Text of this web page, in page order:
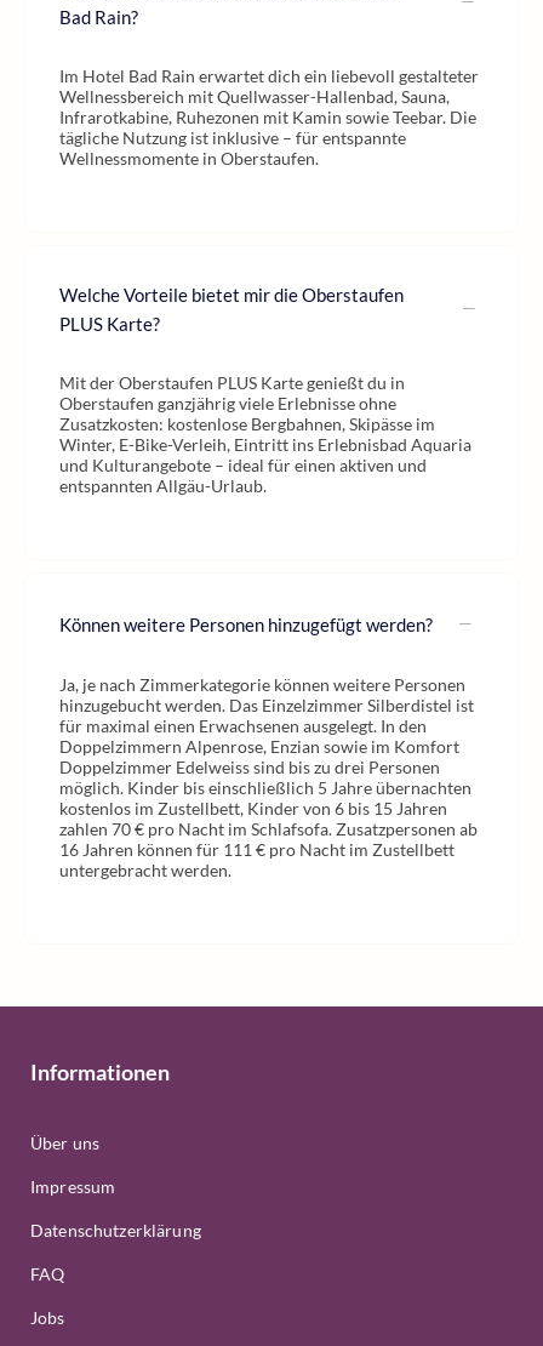
Bad Rain?
Im Hotel Bad Rain erwartet dich ein liebevoll gestalteter
Wellnessbereich mit Quellwasser-Hallenbad, Sauna,
Infrarotkabine, Ruhezonen mit Kamin sowie Teebar. Die
tägliche Nutzung ist inklusive – für entspannte
Wellnessmomente in Oberstaufen.
Welche Vorteile bietet mir die Oberstaufen
PLUS Karte?
Mit der Oberstaufen PLUS Karte genießt du in
Oberstaufen ganzjährig viele Erlebnisse ohne
Zusatzkosten: kostenlose Bergbahnen, Skipässe im
Winter, E-Bike-Verleih, Eintritt ins Erlebnisbad Aquaria
und Kulturangebote – ideal für einen aktiven und
entspannten Allgäu-Urlaub.
Können weitere Personen hinzugefügt werden?
Ja, je nach Zimmerkategorie können weitere Personen
hinzugebucht werden. Das Einzelzimmer Silberdistel ist
für maximal einen Erwachsenen ausgelegt. In den
Doppelzimmern Alpenrose, Enzian sowie im Komfort
Doppelzimmer Edelweiss sind bis zu drei Personen
möglich. Kinder bis einschließlich 5 Jahre übernachten
kostenlos im Zustellbett, Kinder von 6 bis 15 Jahren
zahlen 70 € pro Nacht im Schlafsofa. Zusatzpersonen ab
16 Jahren können für 111 € pro Nacht im Zustellbett
untergebracht werden.
Informationen
Über uns
Impressum
Datenschutzerklärung
FAQ
Jobs